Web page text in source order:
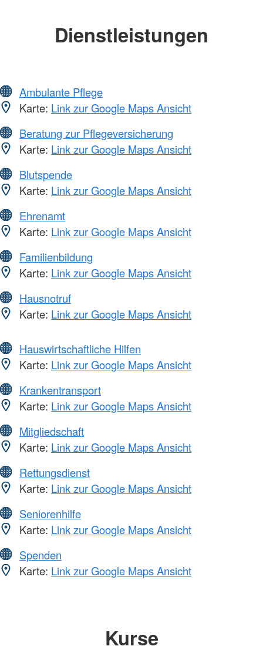
Dienstleistungen
Ambulante Pflege
Karte: Link zur Google Maps Ansicht
Beratung zur Pflegeversicherung
Karte: Link zur Google Maps Ansicht
Blutspende
Karte: Link zur Google Maps Ansicht
Ehrenamt
Karte: Link zur Google Maps Ansicht
Familienbildung
Karte: Link zur Google Maps Ansicht
Hausnotruf
Karte: Link zur Google Maps Ansicht
Hauswirtschaftliche Hilfen
Karte: Link zur Google Maps Ansicht
Krankentransport
Karte: Link zur Google Maps Ansicht
Mitgliedschaft
Karte: Link zur Google Maps Ansicht
Rettungsdienst
Karte: Link zur Google Maps Ansicht
Seniorenhilfe
Karte: Link zur Google Maps Ansicht
Spenden
Karte: Link zur Google Maps Ansicht
Kurse